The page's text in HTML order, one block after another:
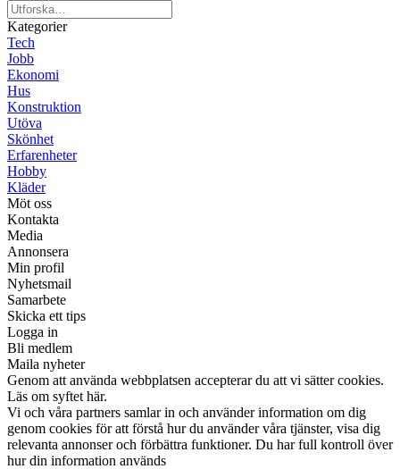
Kategorier
Tech
Jobb
Ekonomi
Hus
Konstruktion
Utöva
Skönhet
Erfarenheter
Hobby
Kläder
Möt oss
Kontakta
Media
Annonsera
Min profil
Nyhetsmail
Samarbete
Skicka ett tips
Logga in
Bli medlem
Maila nyheter
Genom att använda webbplatsen accepterar du att vi sätter cookies.
Läs om syftet här.
Vi och våra partners samlar in och använder information om dig
genom cookies för att förstå hur du använder våra tjänster, visa dig
relevanta annonser och förbättra funktioner. Du har full kontroll över
hur din information används